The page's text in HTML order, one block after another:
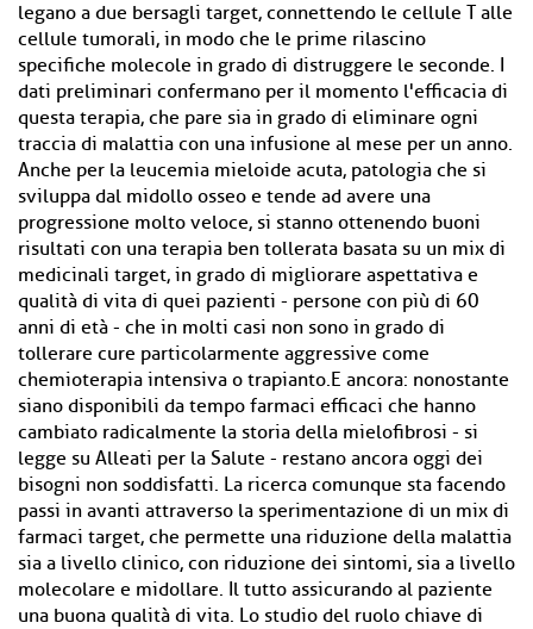
legano a due bersagli target, connettendo le cellule T alle
cellule tumorali, in modo che le prime rilascino
specifiche molecole in grado di distruggere le seconde. I
dati preliminari confermano per il momento l'efficacia di
questa terapia, che pare sia in grado di eliminare ogni
traccia di malattia con una infusione al mese per un anno.
Anche per la leucemia mieloide acuta, patologia che si
sviluppa dal midollo osseo e tende ad avere una
progressione molto veloce, si stanno ottenendo buoni
risultati con una terapia ben tollerata basata su un mix di
medicinali target, in grado di migliorare aspettativa e
qualità di vita di quei pazienti - persone con più di 60
anni di età - che in molti casi non sono in grado di
tollerare cure particolarmente aggressive come
chemioterapia intensiva o trapianto.E ancora: nonostante
siano disponibili da tempo farmaci efficaci che hanno
cambiato radicalmente la storia della mielofibrosi - si
legge su Alleati per la Salute - restano ancora oggi dei
bisogni non soddisfatti. La ricerca comunque sta facendo
passi in avanti attraverso la sperimentazione di un mix di
farmaci target, che permette una riduzione della malattia
sia a livello clinico, con riduzione dei sintomi, sia a livello
molecolare e midollare. Il tutto assicurando al paziente
una buona qualità di vita. Lo studio del ruolo chiave di